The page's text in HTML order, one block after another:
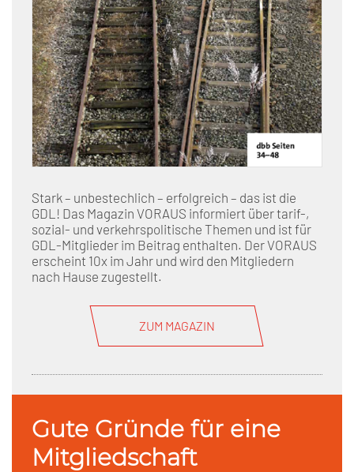
Stark – unbestechlich – erfolgreich – das ist die
GDL! Das Magazin VORAUS informiert über tarif-,
sozial- und verkehrspolitische Themen und ist für
GDL-Mitglieder im Beitrag enthalten. Der VORAUS
erscheint 10x im Jahr und wird den Mitgliedern
nach Hause zugestellt.
ZUM MAGAZIN
Gute Gründe für eine
Mitgliedschaft